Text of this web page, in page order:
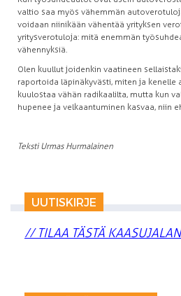
valtio saa myös vähemmän
voidaan niinikään vähentää yrityksen
yritysverotuloja: mitä enemmän
vähennyksiä.
Olen kuullut joidenkin vaatineen
raportoida läpinäkyvästi, miten ja kenelle
kuulostaa vähän radikaalilta, mutta kun
hupenee ja velkaantuminen kasvaa, niin
Teksti Urmas Hurmalainen
UUTISKIRJE
// TILAA TÄSTÄ